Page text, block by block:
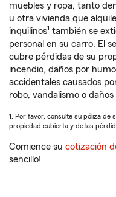
muebles y ropa, tanto
u otra vivienda que
inquilinos1 también se
personal en su carro. El
cubre pérdidas de su
incendio, daños por
accidentales causados
robo, vandalismo o daños
1. Por favor, consulte su póliza de
propiedad cubierta y de las
Comience su cotización
sencillo!